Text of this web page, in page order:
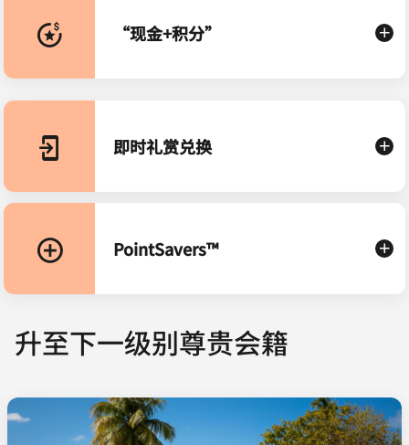
“现金+积分”
即时礼赏兑换
PointSavers™
升至下一级别尊贵会籍